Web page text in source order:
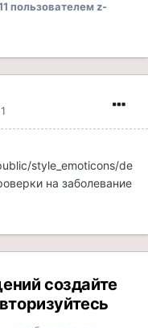
пользователем z-
style_emoticons/de
на заболевание
создайте